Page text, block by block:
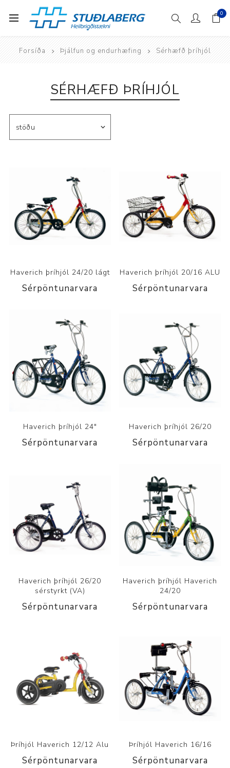
0
Forsíða Þjálfun og endurhæfing Sérhæfð þríhjól
SÉRHÆFÐ ÞRÍHJÓL
Haverich þríhjól 24/20 lágt
Sérpöntunarvara
Haverich þríhjól 20/16 ALU
Sérpöntunarvara
Haverich þríhjól 24"
Sérpöntunarvara
Haverich þríhjól 26/20
Sérpöntunarvara
Haverich þríhjól 26/20
sérstyrkt (VA)
Sérpöntunarvara
Haverich þríhjól Haverich
24/20
Sérpöntunarvara
Þríhjól Haverich 12/12 Alu
Sérpöntunarvara
Þríhjól Haverich 16/16
Sérpöntunarvara